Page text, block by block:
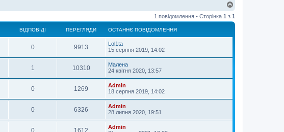
г
о
1 повідомлення • Сторінка 1 з 1
ВІДПОВІДІ ПЕРЕГЛЯДИ ОСТАННЄ ПОВІДОМЛЕННЯ
0 9913
Lol1ta
15 серпня 2019, 14:02
1 10310
Малена
24 квітня 2020, 13:57
0 1269
Admin
18 серпня 2019, 14:02
0 6326
Admin
28 липня 2020, 19:51
0 1612
Admin